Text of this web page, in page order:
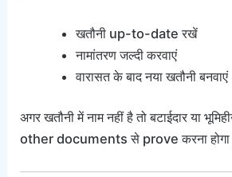
खतौनी up-to-date रखें
नामांतरण जल्दी करवाएं
वारासत के बाद नया खतौनी बनवाएं
अगर खतौनी में नाम नहीं है तो बटाईदार या
other documents से prove करना